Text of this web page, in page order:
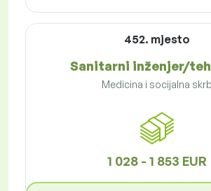
452. mjesto
Sanitarni inženjer/
Medicina i socijalna skrb
1 028 - 1 853 EUR